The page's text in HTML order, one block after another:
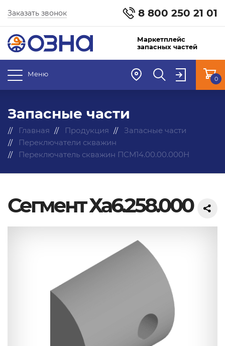
8 800 250 21 01
Заказать звонок
Маркетплейс
запасных частей
Меню
0
Запасные части
Главная Продукция
Запасные части
Переключатели скважин
Переключатель скважин ПСМ14.00.00.000Н
Сегмент Ха6.258.000